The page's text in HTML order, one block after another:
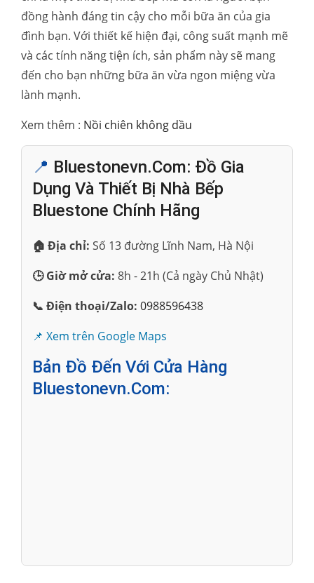
đồng hành đáng tin cậy cho mỗi bữa ăn của gia
đình bạn. Với thiết kế hiện đại, công suất mạnh mẽ
và các tính năng tiện ích, sản phẩm này sẽ mang
đến cho bạn những bữa ăn vừa ngon miệng vừa
lành mạnh.
Xem thêm : Nồi chiên không dầu
📍 Bluestonevn.com: Đồ Gia
Dụng Và Thiết Bị Nhà Bếp
Bluestone Chính Hãng
🏠 Địa chỉ: Số 13 đường Lĩnh Nam, Hà Nội
🕒 Giờ mở cửa: 8h - 21h (Cả ngày Chủ Nhật)
📞 Điện thoại/Zalo: 0988596438
📌 Xem trên Google Maps
Bản Đồ Đến Với Cửa Hàng
Bluestonevn.com: